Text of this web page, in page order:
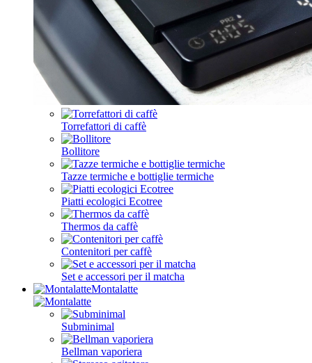
Torrefattori di caffè
Bollitore
Tazze termiche e bottiglie termiche
Piatti ecologici Ecotree
Thermos da caffè
Contenitori per caffè
Set e accessori per il matcha
Montalatte
Subminimal
Bellman vaporiera